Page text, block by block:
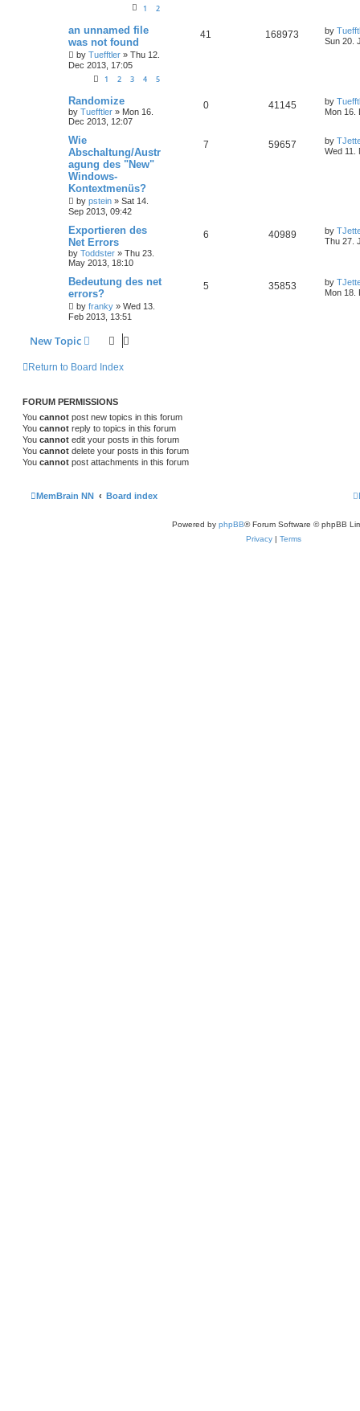
1 2
an unnamed file
was not found
by Tuefftler » Thu 12.
Dec 2013, 17:05
1 2 3 4 5
41 168973 by
Sun 20.
Randomize
by Tuefftler » Mon 16.
Dec 2013, 12:07
0 41145 by
Mon 16.
Wie
Abschaltung/Austr
agung des "New"
Windows-
Kontextmenüs?
by pstein » Sat 14.
Sep 2013, 09:42
7 59657 by
Wed 11.
Exportieren des
Net Errors
by Toddster » Thu 23.
May 2013, 18:10
6 40989 by
Thu 27.
Bedeutung des net
errors?
by franky » Wed 13.
Feb 2013, 13:51
5 35853 by
Mon 18.
New Topic
Return to Board Index
FORUM PERMISSIONS
You cannot post new topics in this forum
You cannot reply to topics in this forum
You cannot edit your posts in this forum
You cannot delete your posts in this forum
You cannot post attachments in this forum
MemBrain NN Board index
Powered by phpBB® Forum Software © phpBB
Privacy | Terms